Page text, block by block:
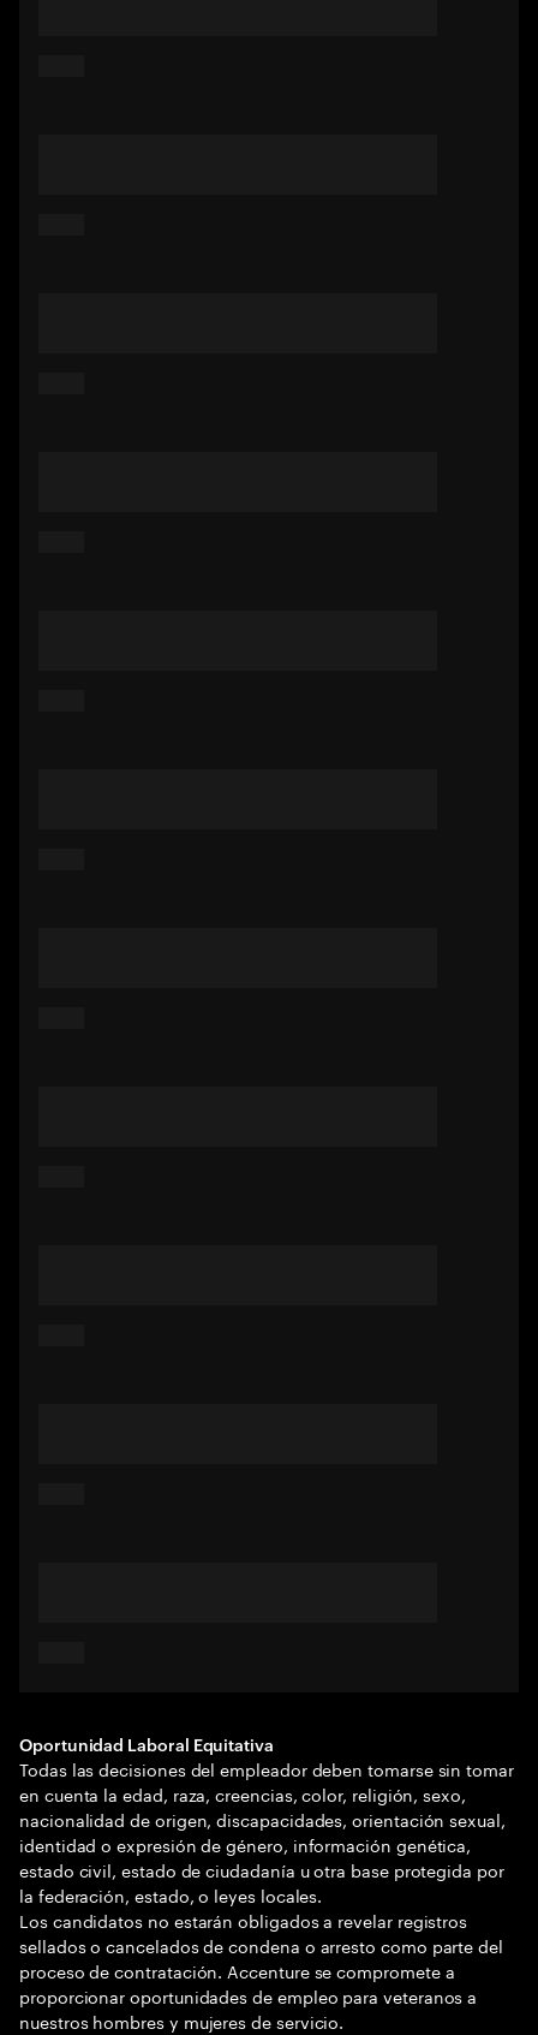
Oportunidad Laboral Equitativa
Todas las decisiones del empleador deben tomarse sin tomar
en cuenta la edad, raza, creencias, color, religión, sexo,
nacionalidad de origen, discapacidades, orientación sexual,
identidad o expresión de género, información genética,
estado civil, estado de ciudadanía u otra base protegida por
la federación, estado, o leyes locales.
Los candidatos no estarán obligados a revelar registros
sellados o cancelados de condena o arresto como parte del
proceso de contratación. Accenture se compromete a
proporcionar oportunidades de empleo para veteranos a
nuestros hombres y mujeres de servicio.